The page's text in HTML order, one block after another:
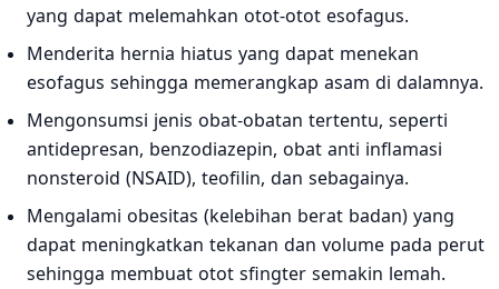
yang dapat melemahkan otot-otot esofagus.
Menderita hernia hiatus yang dapat menekan
esofagus sehingga memerangkap asam di dalamnya.
Mengonsumsi jenis obat-obatan tertentu, seperti
antidepresan, benzodiazepin, obat anti inflamasi
nonsteroid (NSAID), teofilin, dan sebagainya.
Mengalami obesitas (kelebihan berat badan) yang
dapat meningkatkan tekanan dan volume pada perut
sehingga membuat otot sfingter semakin lemah.